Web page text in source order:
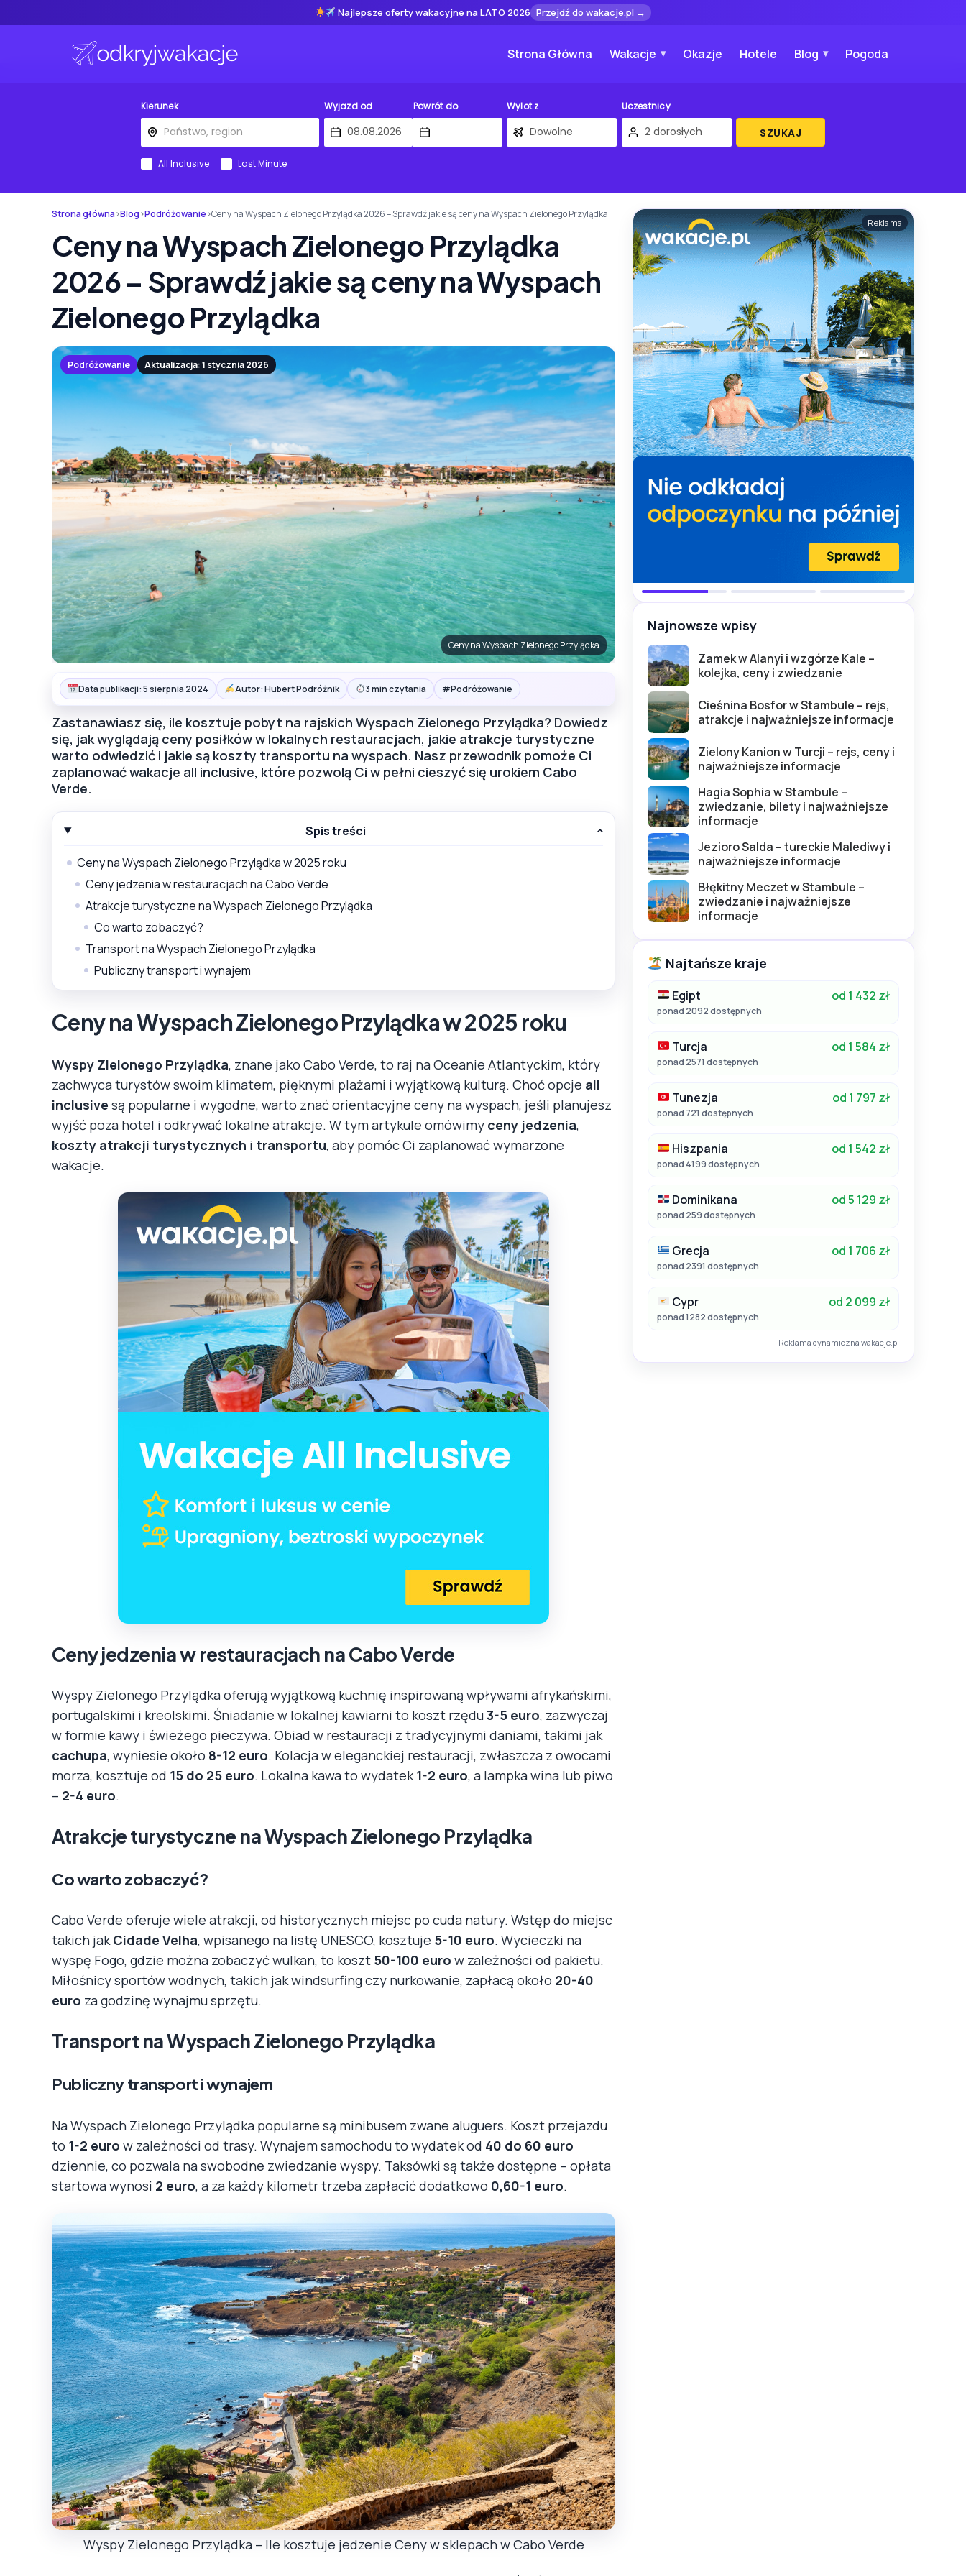
Najlepsze oferty wakacyjne na LATO 2026 Przejdź do wakacje.pl →
Strona Główna Wakacje Okazje Hotele Blog Pogoda
Kierunek Wyjazd od Powrót do Wylot z Uczestnicy
SZUKAJ
All Inclusive Last Minute
Strona główna›Blog›Podróżowanie›Ceny na Wyspach Zielonego Przylądka 2026 – Sprawdź jakie są ceny na Wyspach Zielonego Przylądka
Ceny na Wyspach Zielonego Przylądka
2026 – Sprawdź jakie są ceny na Wyspach
Zielonego Przylądka
Podróżowanie Aktualizacja: 1 stycznia 2026
Ceny na Wyspach Zielonego Przylądka
Data publikacji: 5 sierpnia 2024 Autor: Hubert Podróżnik 3 min czytania #Podróżowanie
Zastanawiasz się, ile kosztuje pobyt na rajskich Wyspach Zielonego Przylądka? Dowiedz
się, jak wyglądają ceny posiłków w lokalnych restauracjach, jakie atrakcje turystyczne
warto odwiedzić i jakie są koszty transportu na wyspach. Nasz przewodnik pomoże Ci
zaplanować wakacje all inclusive, które pozwolą Ci w pełni cieszyć się urokiem Cabo
Verde.
Spis treści
Ceny na Wyspach Zielonego Przylądka w 2025 roku
Ceny jedzenia w restauracjach na Cabo Verde
Atrakcje turystyczne na Wyspach Zielonego Przylądka
Co warto zobaczyć?
Transport na Wyspach Zielonego Przylądka
Publiczny transport i wynajem
Ceny na Wyspach Zielonego Przylądka w 2025 roku
Wyspy Zielonego Przylądka, znane jako Cabo Verde, to raj na Oceanie Atlantyckim, który
zachwyca turystów swoim klimatem, pięknymi plażami i wyjątkową kulturą. Choć opcje all
inclusive są popularne i wygodne, warto znać orientacyjne ceny na wyspach, jeśli planujesz
wyjść poza hotel i odkrywać lokalne atrakcje. W tym artykule omówimy ceny jedzenia,
koszty atrakcji turystycznych i transportu, aby pomóc Ci zaplanować wymarzone
wakacje.
Ceny jedzenia w restauracjach na Cabo Verde
Wyspy Zielonego Przylądka oferują wyjątkową kuchnię inspirowaną wpływami afrykańskimi,
portugalskimi i kreolskimi. Śniadanie w lokalnej kawiarni to koszt rzędu3-5 euro, zazwyczaj
w formie kawy i świeżego pieczywa. Obiad w restauracji z tradycyjnymi daniami, takimi jak
cachupa, wyniesie około 8-12 euro. Kolacja w eleganckiej restauracji, zwłaszcza z owocami
morza, kosztuje od 15 do 25 euro. Lokalna kawa to wydatek 1-2 euro, a lampka wina lub piwo
– 2-4 euro.
Atrakcje turystyczne na Wyspach Zielonego Przylądka
Co warto zobaczyć?
Cabo Verde oferuje wiele atrakcji, od historycznych miejsc po cuda natury. Wstęp do miejsc
takich jakCidade Velha, wpisanego na listę UNESCO, kosztuje 5-10 euro. Wycieczki na
wyspę Fogo, gdzie można zobaczyć wulkan, to koszt 50-100 euro w zależności od pakietu.
Miłośnicy sportów wodnych, takich jak windsurfing czy nurkowanie, zapłacą około 20-40
euro za godzinę wynajmu sprzętu.
Transport na Wyspach Zielonego Przylądka
Publiczny transport i wynajem
Na Wyspach Zielonego Przylądka popularne są minibusem zwane aluguers. Koszt przejazdu
to 1-2 euro w zależności od trasy. Wynajem samochodu to wydatek od 40 do 60 euro
dziennie, co pozwala na swobodne zwiedzanie wyspy. Taksówki są także dostępne – opłata
startowa wynosi 2 euro, a za każdy kilometr trzeba zapłacić dodatkowo 0,60-1 euro.
Wyspy Zielonego Przylądka – Ile kosztuje jedzenie Ceny w sklepach w Cabo Verde
Reklama
Najnowsze wpisy
Zamek w Alanyi i wzgórze Kale –
kolejka, ceny i zwiedzanie
Cieśnina Bosfor w Stambule – rejs,
atrakcje i najważniejsze informacje
Zielony Kanion w Turcji – rejs, ceny i
najważniejsze informacje
Hagia Sophia w Stambule –
zwiedzanie, bilety i najważniejsze
informacje
Jezioro Salda – tureckie Malediwy i
najważniejsze informacje
Błękitny Meczet w Stambule –
zwiedzanie i najważniejsze
informacje
Najtańsze kraje
Egipt od 1 432 zł
ponad 2092 dostępnych
Turcja od 1 584 zł
ponad 2571 dostępnych
Tunezja od 1 797 zł
ponad 721 dostępnych
Hiszpania od 1 542 zł
ponad 4199 dostępnych
Dominikana od 5 129 zł
ponad 259 dostępnych
Grecja od 1 706 zł
ponad 2391 dostępnych
Cypr od 2 099 zł
ponad 1282 dostępnych
Reklama dynamiczna wakacje.pl